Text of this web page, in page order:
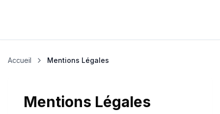
Accueil Mentions Légales
Mentions Légales